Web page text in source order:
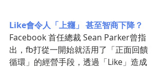
Like會令人「上癮」 甚至智商下降？
Facebook 首任總裁 Sean Parker曾指
出，fb打從一開始就活用了「正面回饋
循環」的經營手段，透過「Like」造成